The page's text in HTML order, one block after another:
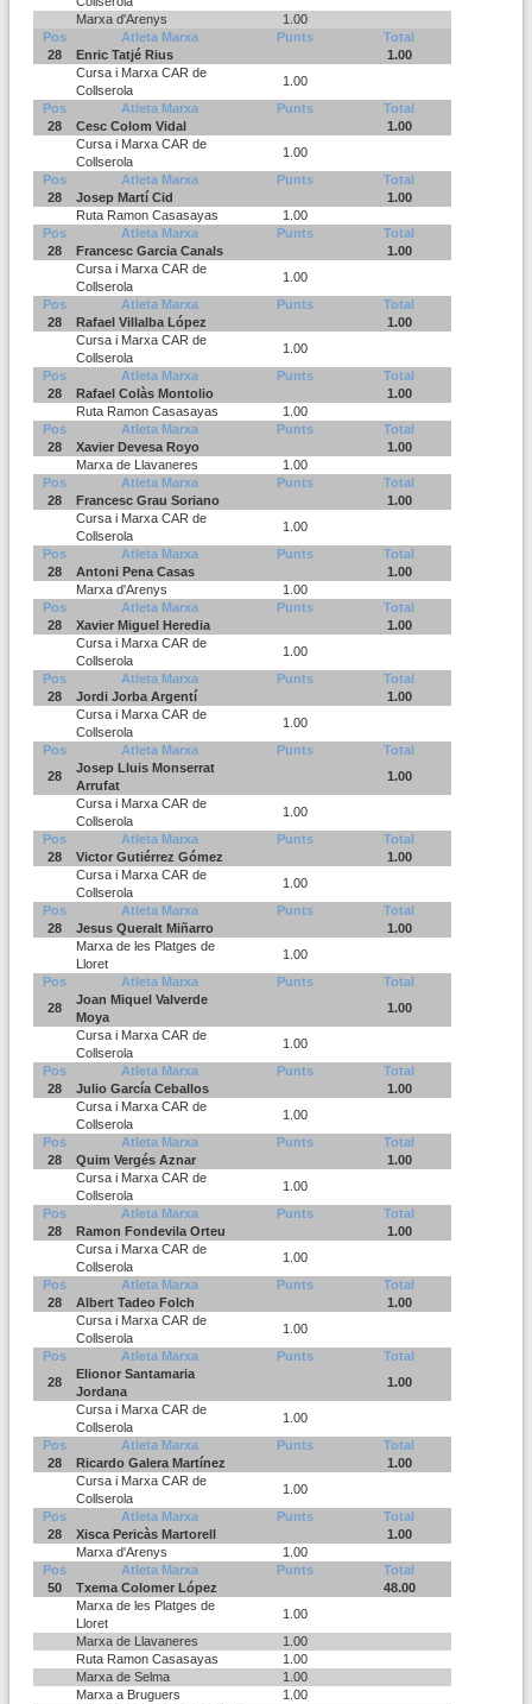
Marxa d'Arenys
1.00
Pos
Atleta Marxa Punts
Total
28
Enric Tatjé Rius
1.00
Cursa i Marxa CAR de
Collserola
1.00
Pos
Atleta Marxa Punts
Total
28
Cesc Colom Vidal
1.00
Cursa i Marxa CAR de
Collserola
1.00
Pos
Atleta Marxa Punts
Total
28
Josep Martí Cid
1.00
Ruta Ramon Casasayas
1.00
Pos
Atleta Marxa Punts
Total
28
Francesc Garcia Canals
1.00
Cursa i Marxa CAR de
Collserola
1.00
Pos
Atleta Marxa Punts
Total
28
Rafael Villalba López
1.00
Cursa i Marxa CAR de
Collserola
1.00
Pos
Atleta Marxa Punts
Total
28
Rafael Colàs Montolio
1.00
Ruta Ramon Casasayas
1.00
Pos
Atleta Marxa Punts
Total
28
Xavier Devesa Royo
1.00
Marxa de Llavaneres
1.00
Pos
Atleta Marxa Punts
Total
28
Francesc Grau Soriano
1.00
Cursa i Marxa CAR de
Collserola
1.00
Pos
Atleta Marxa Punts
Total
28
Antoni Pena Casas
1.00
Marxa d'Arenys
1.00
Pos
Atleta Marxa Punts
Total
28
Xavier Miguel Heredia
1.00
Cursa i Marxa CAR de
Collserola
1.00
Pos
Atleta Marxa Punts
Total
28
Jordi Jorba Argentí
1.00
Cursa i Marxa CAR de
Collserola
1.00
Pos
Atleta Marxa Punts
Total
28
Josep Lluis Monserrat
Arrufat
1.00
Cursa i Marxa CAR de
Collserola
1.00
Pos
Atleta Marxa Punts
Total
28
Victor Gutiérrez Gómez
1.00
Cursa i Marxa CAR de
Collserola
1.00
Pos
Atleta Marxa Punts
Total
28
Jesus Queralt Miñarro
1.00
Marxa de les Platges de
Lloret
1.00
Pos
Atleta Marxa Punts
Total
28
Joan Miquel Valverde
Moya
1.00
Cursa i Marxa CAR de
Collserola
1.00
Pos
Atleta Marxa Punts
Total
28
Julio García Ceballos
1.00
Cursa i Marxa CAR de
Collserola
1.00
Pos
Atleta Marxa Punts
Total
28
Quim Vergés Aznar
1.00
Cursa i Marxa CAR de
Collserola
1.00
Pos
Atleta Marxa Punts
Total
28
Ramon Fondevila Orteu
1.00
Cursa i Marxa CAR de
Collserola
1.00
Pos
Atleta Marxa Punts
Total
28
Albert Tadeo Folch
1.00
Cursa i Marxa CAR de
Collserola
1.00
Pos
Atleta Marxa Punts
Total
28
Elionor Santamaria
Jordana
1.00
Cursa i Marxa CAR de
Collserola
1.00
Pos
Atleta Marxa Punts
Total
28
Ricardo Galera Martínez
1.00
Cursa i Marxa CAR de
Collserola
1.00
Pos
Atleta Marxa Punts
Total
28
Xisca Pericàs Martorell
1.00
Marxa d'Arenys
1.00
Pos
Atleta Marxa Punts
Total
50
Txema Colomer López
48.00
Marxa de les Platges de
Lloret
1.00
Marxa de Llavaneres
1.00
Ruta Ramon Casasayas
1.00
Marxa de Selma
1.00
Marxa a Bruguers
1.00